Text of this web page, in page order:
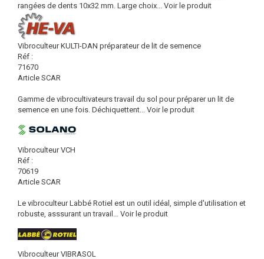
rangées de dents 10x32 mm. Large choix... Voir le produit
Vibroculteur KULTI-DAN préparateur de lit de semence
Réf :
71670
Article SCAR
Gamme de vibrocultivateurs travail du sol pour préparer un lit de
semence en une fois. Déchiquettent... Voir le produit
Vibroculteur VCH
Réf :
70619
Article SCAR
Le vibroculteur Labbé Rotiel est un outil idéal, simple d'utilisation et
robuste, asssurant un travail... Voir le produit
Vibroculteur VIBRASOL